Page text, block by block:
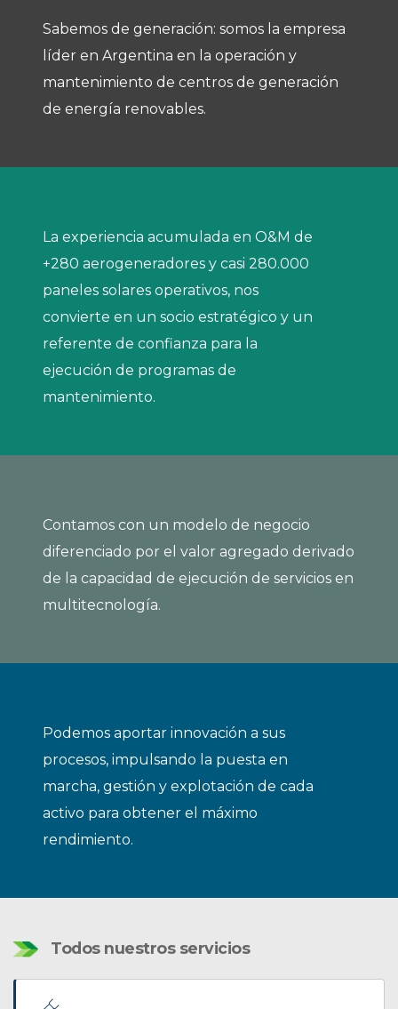
Sabemos de generación: somos la empresa
líder en Argentina en la operación y
mantenimiento de centros de generación
de energía renovables.
La experiencia acumulada en O&M de
+280 aerogeneradores y casi 280.000
paneles solares operativos, nos
convierte en un socio estratégico y un
referente de confianza para la
ejecución de programas de
mantenimiento.
Contamos con un modelo de negocio
diferenciado por el valor agregado derivado
de la capacidad de ejecución de servicios en
multitecnología.
Podemos aportar innovación a sus
procesos, impulsando la puesta en
marcha, gestión y explotación de cada
activo para obtener el máximo
rendimiento.
Todos nuestros servicios